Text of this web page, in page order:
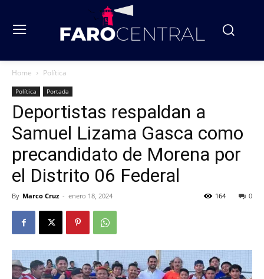
Home Política
Política Portada
Deportistas respaldan a
Samuel Lizama Gasca como
precandidato de Morena por
el Distrito 06 Federal
By Marco Cruz - enero 18, 2024 0
164